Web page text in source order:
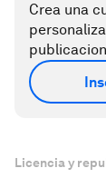
Crea una
Licencia y